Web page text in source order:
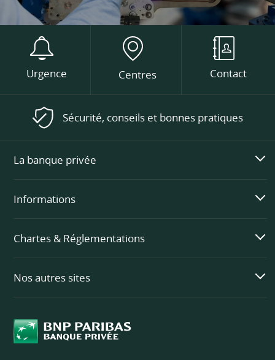
Urgence Centres Contact
Sécurité, conseils et bonnes pratiques
La banque privée
Informations
Chartes & Réglementations
Nos autres sites